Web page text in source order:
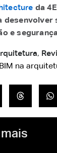
da
desenvolver
e
,
na